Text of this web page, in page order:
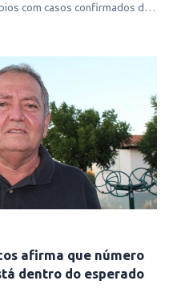
com casos confirmados da
afirma que número
dentro do esperado